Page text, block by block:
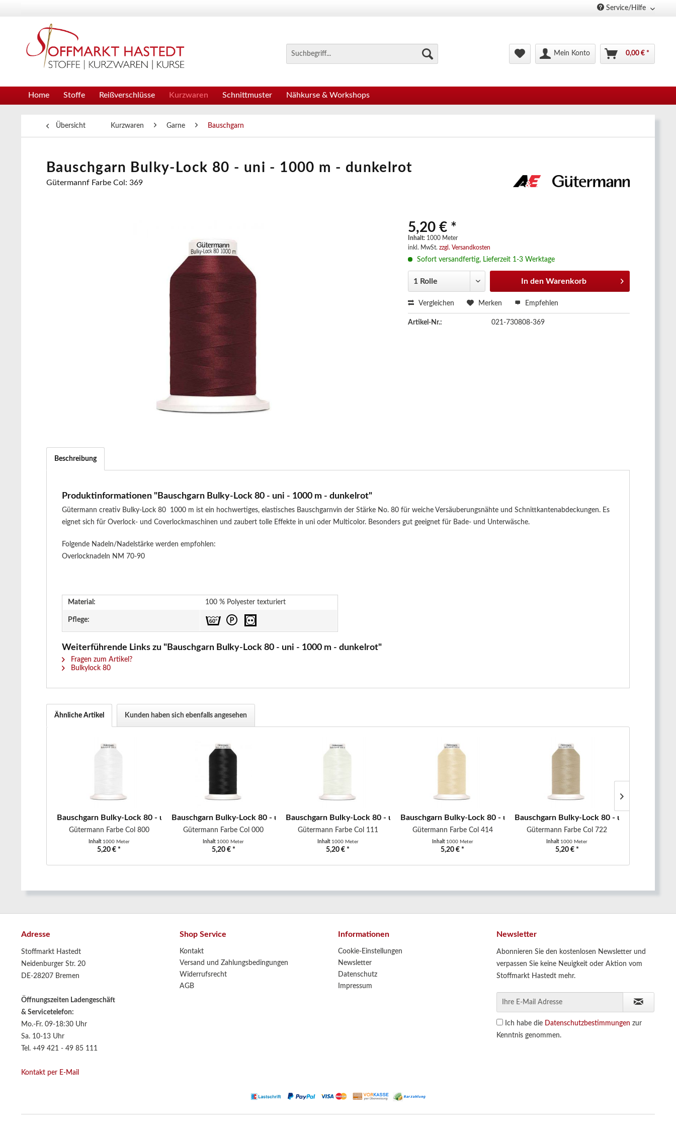
Service/Hilfe
Mein Konto 0,00 € *
Home Stoffe Reißverschlüsse Kurzwaren Schnittmuster Nähkurse & Workshops
Übersicht Kurzwaren Garne Bauschgarn
Bauschgarn Bulky-Lock 80 - uni - 1000 m - dunkelrot
Gütermannf Farbe Col: 369
5,20 € *
Inhalt: 1000 Meter
inkl. MwSt.zzgl. Versandkosten
Sofort versandfertig, Lieferzeit 1-3 Werktage
In den Warenkorb
Vergleichen Merken Empfehlen
Artikel-Nr.: 021-730808-369
Beschreibung
Produktinformationen "Bauschgarn Bulky-Lock 80 - uni - 1000 m - dunkelrot"
Gütermann creativ Bulky-Lock 80 1000 m ist ein hochwertiges, elastisches Bauschgarnvin der Stärke No. 80 für weiche Versäuberungsnähte und Schnittkantenabdeckungen. Es
eignet sich für Overlock- und Coverlockmaschinen und zaubert tolle Effekte in uni oder Multicolor. Besonders gut geeignet für Bade- und Unterwäsche.
Folgende Nadeln/Nadelstärke werden empfohlen:
Overlocknadeln NM 70-90
Material: 100 % Polyester texturiert
Pflege:
Weiterführende Links zu "Bauschgarn Bulky-Lock 80 - uni - 1000 m - dunkelrot"
Fragen zum Artikel?
Bulkylock 80
Ähnliche Artikel Kunden haben sich ebenfalls angesehen
Bauschgarn Bulky-Lock 80 - uni - 1000 m - weiß
Gütermann Farbe Col 800
Inhalt 1000 Meter
5,20 € *
Bauschgarn Bulky-Lock 80 - uni - 1000 m - schwarz
Gütermann Farbe Col 000
Inhalt 1000 Meter
5,20 € *
Bauschgarn Bulky-Lock 80 - uni - 1000 m - kalkweiß
Gütermann Farbe Col 111
Inhalt 1000 Meter
5,20 € *
Bauschgarn Bulky-Lock 80 - uni - 1000 m -...
Gütermann Farbe Col 414
Inhalt 1000 Meter
5,20 € *
Bauschgarn Bulky-Lock 80 - uni - 1000 m -
Gütermann Farbe Col 722
Inhalt 1000 Meter
5,20 € *
Adresse
Stoffmarkt Hastedt
Neidenburger Str. 20
DE-28207 Bremen
Öffnungszeiten Ladengeschäft
& Servicetelefon:
Mo.-Fr. 09-18:30 Uhr
Sa. 10-13 Uhr
Tel. +49 421 - 49 85 111
Kontakt per E-Mail
Shop Service
Kontakt
Versand und Zahlungsbedingungen
Widerrufsrecht
AGB
Informationen
Cookie-Einstellungen
Newsletter
Datenschutz
Impressum
Newsletter
Abonnieren Sie den kostenlosen Newsletter und
verpassen Sie keine Neuigkeit oder Aktion vom
Stoffmarkt Hastedt mehr.
Ich habe die Datenschutzbestimmungen zur
Kenntnis genommen.